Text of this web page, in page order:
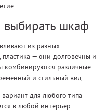
выбирать шкаф
из разных
пластика — они долговечны и
комбинируются различные
и стильный вид.
для любого типа
в любой интерьер.